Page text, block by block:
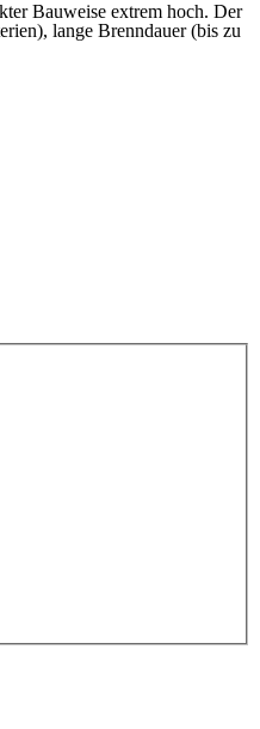
Bauweise extrem hoch. Der
lange Brenndauer (bis zu